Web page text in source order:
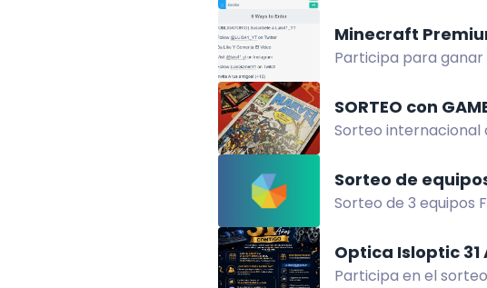
Minecraft
Participa para ganar
SORTEO con
Sorteo internacional
Sorteo de
Sorteo de 3 equipos
Optica Isloptic
Participa en el